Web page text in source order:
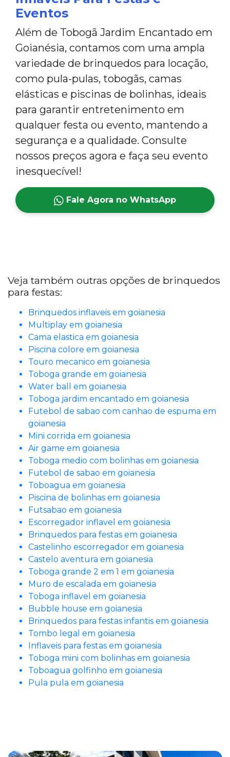
Eventos
Além de Tobogã Jardim Encantado em
Goianésia, contamos com uma ampla
variedade de brinquedos para locação,
como pula-pulas, tobogãs, camas
elásticas e piscinas de bolinhas, ideais
para garantir entretenimento em
qualquer festa ou evento, mantendo a
segurança e a qualidade. Consulte
nossos preços agora e faça seu evento
inesquecível!
Fale Agora no WhatsApp
Veja também outras opções de brinquedos
para festas:
Brinquedos inflaveis em goianesia
Multiplay em goianesia
Cama elastica em goianesia
Piscina colore em goianesia
Touro mecanico em goianesia
Toboga grande em goianesia
Water ball em goianesia
Toboga jardim encantado em goianesia
Futebol de sabao com canhao de espuma em
goianesia
Mini corrida em goianesia
Air game em goianesia
Toboga medio com bolinhas em goianesia
Futebol de sabao em goianesia
Toboagua em goianesia
Piscina de bolinhas em goianesia
Futsabao em goianesia
Escorregador inflavel em goianesia
Brinquedos para festas em goianesia
Castelinho escorregador em goianesia
Castelo aventura em goianesia
Toboga grande 2 em 1 em goianesia
Muro de escalada em goianesia
Toboga inflavel em goianesia
Bubble house em goianesia
Brinquedos para festas infantis em goianesia
Tombo legal em goianesia
Inflaveis para festas em goianesia
Toboga mini com bolinhas em goianesia
Toboagua golfinho em goianesia
Pula pula em goianesia